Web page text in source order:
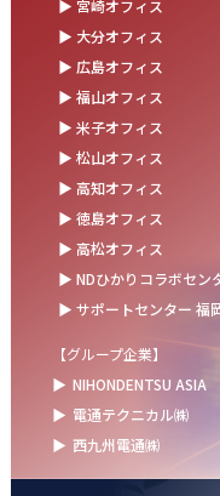
お盆の休業に伴うお知らせ
2025.07.11
事務部会＆懇親会を開催し
2025.06.27
＼新卒第9期生 辞令交付式
ウォーターサーバー設置
▶ 宮崎オフィス
▶ 大分オフィス
▶ 広島オフィス
▶ 福山オフィス
▶ 米子オフィス
▶ 松山オフィス
▶ 高知オフィス
▶ 徳島オフィス
▶ 高松オフィス
▶ NDひかりコラボセン
▶ サポートセンター 福
【グループ企業】
▶ NIHONDENTSU ASIA
▶ 電通テクニカル㈱
▶ 西九州電通㈱